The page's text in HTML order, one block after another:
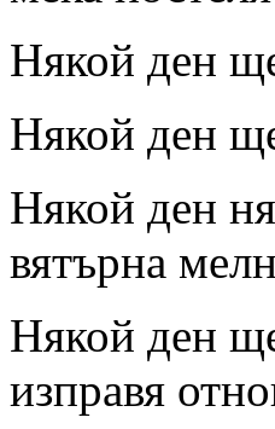
Някой ден
Някой ден
Някой ден
вятърна
Някой ден
изправя